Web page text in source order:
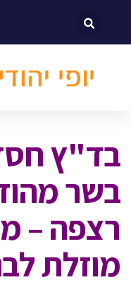
בד"ץ
בשר
רצפה –
מוזלת